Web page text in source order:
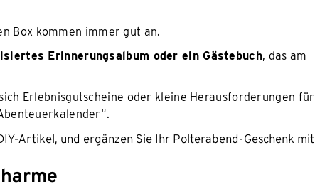
Box kommen immer gut an.
Erinnerungsalbum oder ein Gästebuch, das am
Erlebnisgutscheine oder kleine Herausforderungen für
Artikel, und ergänzen Sie Ihr Polterabend-Geschenk mit